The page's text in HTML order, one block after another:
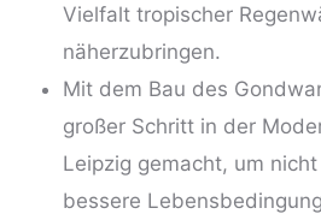
Vielfalt tropischer
näherzubringen.
Mit dem Bau des
großer Schritt in der
Leipzig gemacht, um
bessere